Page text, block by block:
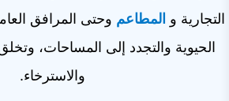
التجارية و المطاعم وحتى المرافق
الحيوية والتجدد إلى المساحات، وتخلق
والاسترخاء.